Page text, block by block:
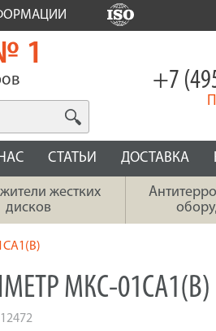
1
+7
СТАТЬИ ДОСТАВКА
жестких
дисков
МКС-
12472